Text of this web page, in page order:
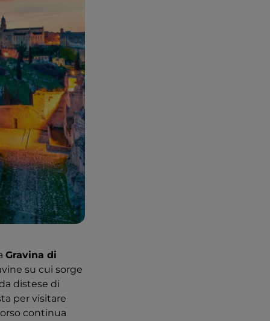
Gravina di
su cui sorge
distese di
per visitare
continua